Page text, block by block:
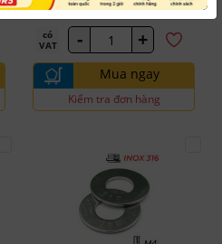
17,401 đ/ Cái
có
VAT
- +
Mua ngay
Kiểm tra đơn hàng